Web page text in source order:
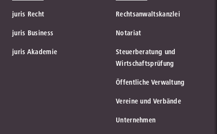
juris Recht
juris Business
juris Akademie
Rechtsanwaltskanzlei
Notariat
Steuerberatung und
Wirtschaftsprüfung
Öffentliche Verwaltung
Vereine und Verbände
Unternehmen